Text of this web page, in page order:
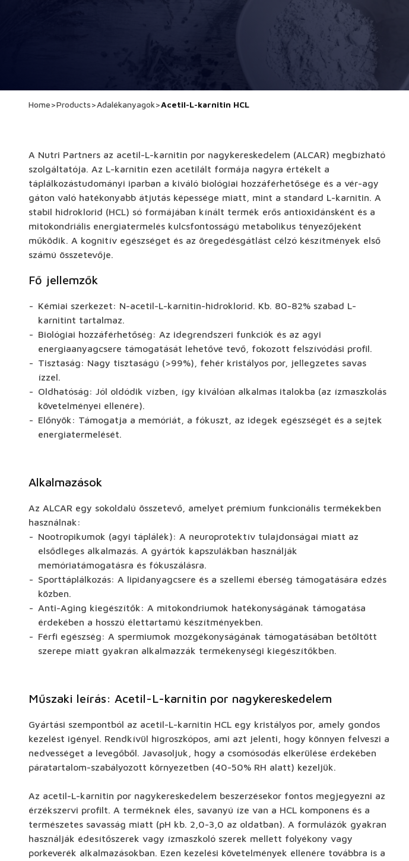
Home>Products>Adalékanyagok>Acetil-L-karnitin HCL
A Nutri Partners az acetil-L-karnitin por nagykereskedelem (ALCAR) megbízható
szolgáltatója. Az L-karnitin ezen acetilált formája nagyra értékelt a
táplálkozástudományi iparban a kiváló biológiai hozzáférhetősége és a vér-agy
gáton való hatékonyabb átjutás képessége miatt, mint a standard L-karnitin. A
stabil hidroklorid (HCL) só formájában kínált termék erős antioxidánsként és a
mitokondriális energiatermelés kulcsfontosságú metabolikus tényezőjeként
működik. A kognitív egészséget és az öregedésgátlást célzó készítmények első
számú összetevője.
Fő jellemzők
Kémiai szerkezet: N-acetil-L-karnitin-hidroklorid. Kb. 80-82% szabad L-
karnitint tartalmaz.
Biológiai hozzáférhetőség: Az idegrendszeri funkciók és az agyi
energiaanyagcsere támogatását lehetővé tevő, fokozott felszívódási profil.
Tisztaság: Nagy tisztaságú (>99%), fehér kristályos por, jellegzetes savas
ízzel.
Oldhatóság: Jól oldódik vízben, így kiválóan alkalmas italokba (az ízmaszkolás
követelményei ellenére).
Előnyök: Támogatja a memóriát, a fókuszt, az idegek egészségét és a sejtek
energiatermelését.
Alkalmazások
Az ALCAR egy sokoldalú összetevő, amelyet prémium funkcionális termékekben
használnak:
Nootropikumok (agyi táplálék): A neuroprotektív tulajdonságai miatt az
elsődleges alkalmazás. A gyártók kapszulákban használják
memóriatámogatásra és fókuszálásra.
Sporttáplálkozás: A lipidanyagcsere és a szellemi éberség támogatására edzés
közben.
Anti-Aging kiegészítők: A mitokondriumok hatékonyságának támogatása
érdekében a hosszú élettartamú készítményekben.
Férfi egészség: A spermiumok mozgékonyságának támogatásában betöltött
szerepe miatt gyakran alkalmazzák termékenységi kiegészítőkben.
Műszaki leírás: Acetil-L-karnitin por nagykereskedelem
Gyártási szempontból az acetil-L-karnitin HCL egy kristályos por, amely gondos
kezelést igényel. Rendkívül higroszkópos, ami azt jelenti, hogy könnyen felveszi a
nedvességet a levegőből. Javasoljuk, hogy a csomósodás elkerülése érdekében
páratartalom-szabályozott környezetben (40-50% RH alatt) kezeljük.
Az acetil-L-karnitin por nagykereskedelem beszerzésekor fontos megjegyezni az
érzékszervi profilt. A terméknek éles, savanyú íze van a HCL komponens és a
természetes savasság miatt (pH kb. 2,0-3,0 az oldatban). A formulázók gyakran
használják édesítőszerek vagy ízmaszkoló szerek mellett folyékony vagy
porkeverék alkalmazásokban. Ezen kezelési követelmények ellenére továbbra is a